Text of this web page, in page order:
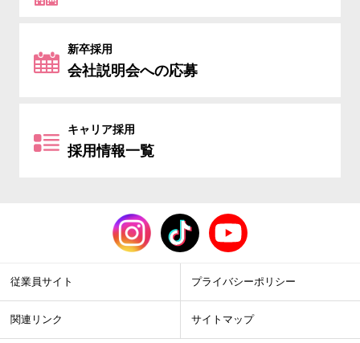
新卒採用
会社説明会への応募
キャリア採用
採用情報一覧
従業員サイト プライバシーポリシー
関連リンク サイトマップ